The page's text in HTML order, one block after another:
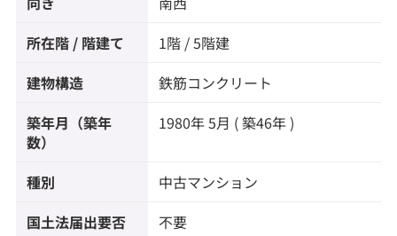
所在階 / 階建て 1階 / 5階建
建物構造 鉄筋コンクリート
築年月（築年
数）
1980年 5月 ( 築46年 )
種別 中古マンション
国土法届出要否 不要